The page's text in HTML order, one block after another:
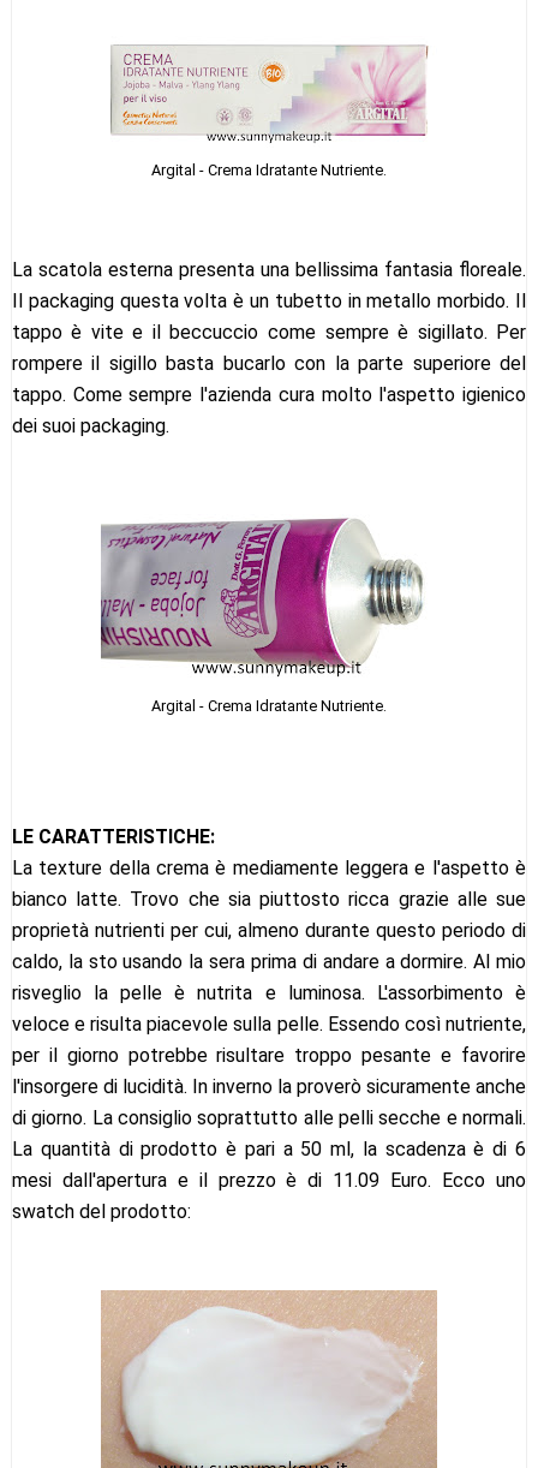
Argital - Crema Idratante Nutriente.
La scatola esterna presenta una bellissima fantasia floreale.
Il packaging questa volta è un tubetto in metallo morbido. Il
tappo è vite e il beccuccio come sempre è sigillato. Per
rompere il sigillo basta bucarlo con la parte superiore del
tappo. Come sempre l'azienda cura molto l'aspetto igienico
dei suoi packaging.
Argital - Crema Idratante Nutriente.
LE CARATTERISTICHE:
La texture della crema è mediamente leggera e l'aspetto è
bianco latte. Trovo che sia piuttosto ricca grazie alle sue
proprietà nutrienti per cui, almeno durante questo periodo di
caldo, la sto usando la sera prima di andare a dormire. Al mio
risveglio la pelle è nutrita e luminosa. L'assorbimento è
veloce e risulta piacevole sulla pelle. Essendo così nutriente,
per il giorno potrebbe risultare troppo pesante e favorire
l'insorgere di lucidità. In inverno la proverò sicuramente anche
di giorno. La consiglio soprattutto alle pelli secche e normali.
La quantità di prodotto è pari a 50 ml, la scadenza è di 6
mesi dall'apertura e il prezzo è di 11.09 Euro. Ecco uno
swatch del prodotto: